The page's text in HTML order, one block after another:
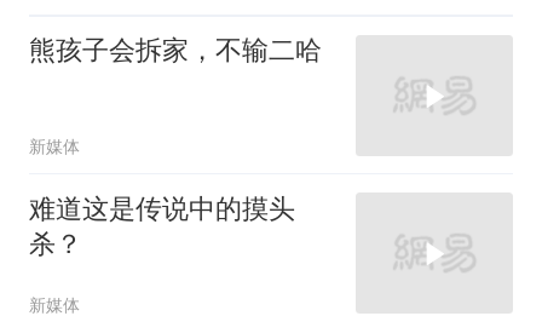
熊孩子会拆家，不输二哈
新媒体
难道这是传说中的摸头
杀？
新媒体